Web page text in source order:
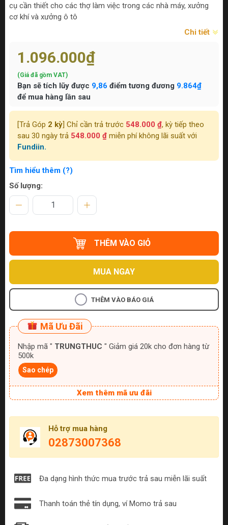
cụ cần thiết cho các thợ làm việc trong các nhà máy, xưởng
cơ khí và xưởng ô tô
Chi tiết
1.096.000₫
(Giá đã gồm VAT)
Bạn sẽ tích lũy được 9,86 điểm tương đương 9.864₫
để mua hàng lần sau
[Trả Góp 2 kỳ ] Chỉ cần trả trước 548.000 ₫, kỳ tiếp theo
sau 30 ngày trả 548.000 ₫ miễn phí không lãi suất với
Fundiin.
Tìm hiểu thêm (?)
Số lượng:
THÊM VÀO GIỎ
MUA NGAY
THÊM VÀO BÁO GIÁ
Mã Ưu Đãi
Nhập mã " TRUNGTHUC " Giảm giá 20k cho đơn hàng từ
500k
Sao chép
Xem thêm mã ưu đãi
Hỗ trợ mua hàng
02873007368
Đa dạng hình thức mua trước trả sau miễn lãi suất
Thanh toán thẻ tín dụng, ví Momo trả sau